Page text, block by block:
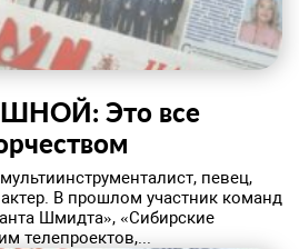
Это все
певец,
В прошлом участник команд
Шмидта», «Сибирские
телепроектов,...